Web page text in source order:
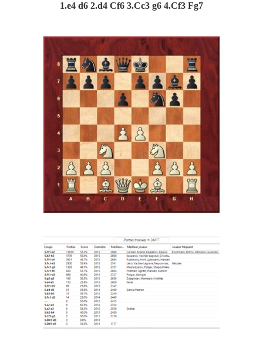
1.e4 d6 2.d4 Cf6 3.Cc3 g6 4.Cf3 Fg7